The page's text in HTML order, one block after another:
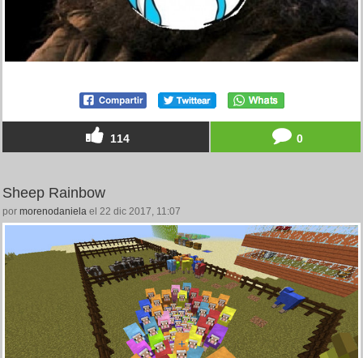
114 0
Sheep Rainbow
por morenodaniela el 22 dic 2017, 11:07